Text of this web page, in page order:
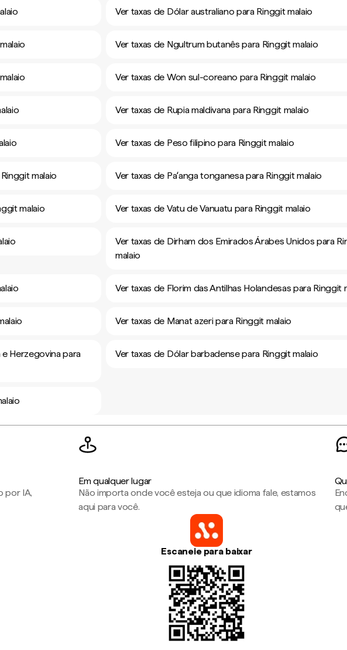
Ver taxas de Dólar australiano para Ringgit malaio
Ver taxas de Ngultrum butanês para Ringgit malaio
Ver taxas de Won sul-coreano para Ringgit malaio
Ver taxas de Rupia maldivana para Ringgit malaio
Ver taxas de Peso filipino para Ringgit malaio
malaio Ver taxas de Paʻanga tonganesa para Ringgit malaio
malaio Ver taxas de Vatu de Vanuatu para Ringgit malaio
Ver taxas de Dirham dos Emirados Árabes Unidos para
malaio
Ver taxas de Florim das Antilhas Holandesas para Ringgit
Ver taxas de Manat azeri para Ringgit malaio
Herzegovina para
Ver taxas de Dólar barbadense para Ringgit malaio
por IA,
Em qualquer lugar
Não importa onde você esteja ou que idioma fale, estamos
aqui para você.
Escaneie para baixar